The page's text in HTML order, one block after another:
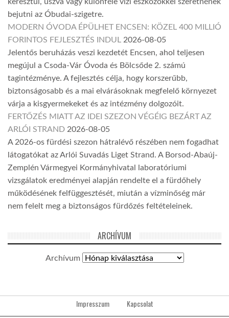
bejutni az Óbudai-szigetre.
MODERN ÓVODA ÉPÜLHET ENCSEN: KÖZEL 400 MILLIÓ
FORINTOS FEJLESZTÉS INDUL 2026-08-05
Jelentős beruházás veszi kezdetét Encsen, ahol teljesen
megújul a Csoda-Vár Óvoda és Bölcsőde 2. számú
tagintézménye. A fejlesztés célja, hogy korszerűbb,
biztonságosabb és a mai elvárásoknak megfelelő környezet
várja a kisgyermekeket és az intézmény dolgozóit.
FERTŐZÉS MIATT AZ IDEI SZEZON VÉGÉIG BEZÁRT AZ
ARLÓI STRAND 2026-08-05
A 2026-os fürdési szezon hátralévő részében nem fogadhat
látogatókat az Arlói Suvadás Liget Strand. A Borsod-Abaúj-
Zemplén Vármegyei Kormányhivatal laboratóriumi
vizsgálatok eredményei alapján rendelte el a fürdőhely
működésének felfüggesztését, miután a vízminőség már
nem felelt meg a biztonságos fürdőzés feltételeinek.
ARCHÍVUM
Archívum
Impresszum Kapcsolat